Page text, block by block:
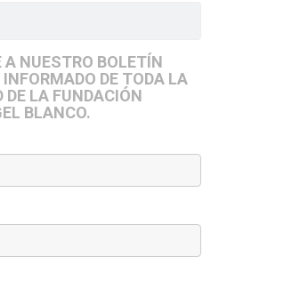
A NUESTRO BOLETÍN
DE TODA LA
DE LA FUNDACIÓN
BLANCO.